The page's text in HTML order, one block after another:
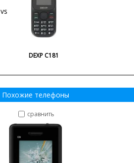
vs
DEXP C181
Похожие телефоны
сравнить